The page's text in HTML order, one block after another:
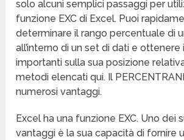
solo alcuni semplici passaggi per
funzione EXC di Excel. Puoi
determinare il rango percentuale di
all’interno di un set di dati e
importanti sulla sua posizione
metodi elencati qui. Il
numerosi vantaggi.
Excel ha una funzione EXC. Uno dei
vantaggi è la sua capacità di fornire